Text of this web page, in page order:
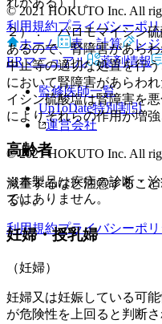
２）． パロモマイシン硫
あるので、腎障害があら
中止等の適切な処置を行
において腎障害があらわ
イシン硫酸塩は腎障害を
によりそれらの作用が増
高齢者
減量するなど注意するこ
る）。
妊婦・授乳婦
（妊婦）
妊婦又は妊娠している可
が危険性を上回ると判断
© 2021 HOKUTO Inc. All
利用規約プライバシーポ
ホーム
表・計算 レ
ERマニュアル
薬剤情報
監修医師一覧
UpToDate特別割引
運営会社
© 2021 HOKUTO Inc. All
※本製品は疾病の診断・
ではありません。
利用規約プライバシーポ